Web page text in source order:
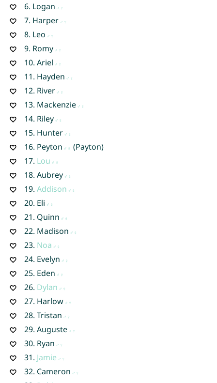
6. Logan
7. Harper
8. Leo
9. Romy
10. Ariel
11. Hayden
12. River
13. Mackenzie
14. Riley
15. Hunter
16. Peyton
(Payton)
17. Lou
18. Aubrey
19. Addison
20. Eli
21. Quinn
22. Madison
23. Noa
24. Evelyn
25. Eden
26. Dylan
27. Harlow
28. Tristan
29. Auguste
30. Ryan
31. Jamie
32. Cameron